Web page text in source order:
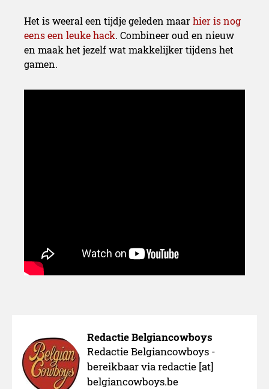
Het is weeral een tijdje geleden maarhier is nog
eens een leuke hack. Combineer oud en nieuw
en maak het jezelf wat makkelijker tijdens het
gamen.
Redactie Belgiancowboys
Redactie Belgiancowboys -
bereikbaar via redactie [at]
belgiancowboys.be